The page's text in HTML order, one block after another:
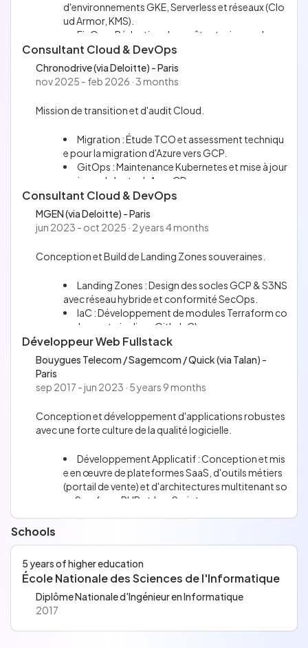
d'environnements GKE, Serverless et réseaux (Clo
ud Armor, KMS).
FinOps : Réduction des coûts et mise en place
d'une observabilité centralisée.
Conseil : Définition de roadmaps de remédiatio
n technique pour la production.
Consultant Cloud & DevOps
Chronodrive (via Deloitte) - Paris
nov 2025 - feb 2026 · 3 months
Mission de transition et d'audit Cloud.
Migration : Étude TCO et assessment techniqu
e pour la migration d'Azure vers GCP.
GitOps : Maintenance Kubernetes et mise à jour
majeure de la stack ArgoCD.
Sécurisation : Automatisation des Cleanup Poli
cies et isolation IAM pour Cloud SQL.
Consultant Cloud & DevOps
MGEN (via Deloitte) - Paris
jun 2023 - oct 2025 · 2 years 4 months
Conception et Build de Landing Zones souveraines.
Landing Zones : Design des socles GCP & S3NS
avec réseau hybride et conformité SecOps.
IaC : Développement de modules Terraform co
mplexes et pipelines GitLab CI.
Kubernetes : Déploiement de GKE Autopilot et
monitoring Prometheus/Grafana.
Automatisation : Gestion des secrets avec Vaul
t et sauvegardes via Velero.
Développeur Web Fullstack
Bouygues Telecom / Sagemcom / Quick (via Talan) -
Paris
sep 2017 - jun 2023 · 5 years 9 months
Conception et développement d'applications robustes
avec une forte culture de la qualité logicielle.
Développement Applicatif : Conception et mis
e en œuvre de plateformes SaaS, d'outils métiers
(portail de vente) et d'architectures multitenant so
us Symfony, PHP et JavaScript.
Schools
5 years of higher education
École Nationale des Sciences de l'Informatique
Diplôme Nationale d'Ingénieur en Informatique
2017